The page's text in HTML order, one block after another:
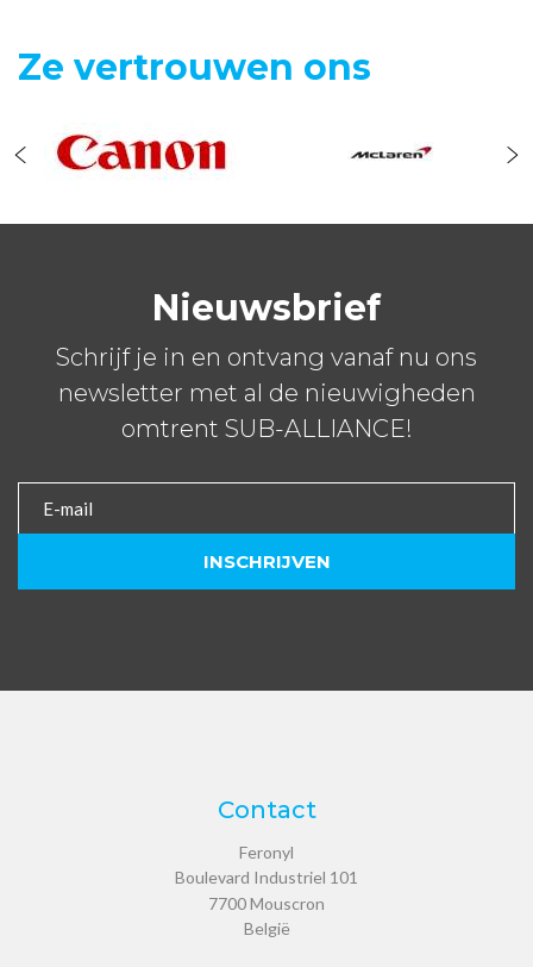
Ze vertrouwen ons
Nieuwsbrief
Schrijf je in en ontvang vanaf nu ons
newsletter met al de nieuwigheden
omtrent SUB-ALLIANCE!
Contact
Feronyl
Boulevard Industriel 101
7700Mouscron
België